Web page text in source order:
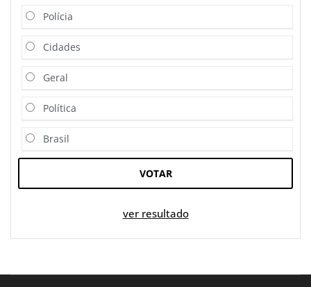
Polícia
Cidades
Geral
Política
Brasil
VOTAR
ver resultado